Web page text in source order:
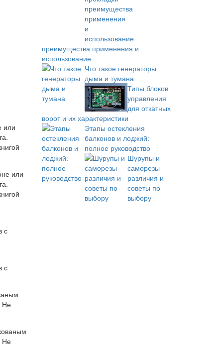
или
с
Не
преимущества применения и
использование
Что такое генераторы
дыма и тумана
Типы блоков
управления
для откатных
ворот и их характеристики
Этапы остекления
балконов и лоджий:
полное руководство
Шурупы и
саморезы
различия и
советы по
выбору